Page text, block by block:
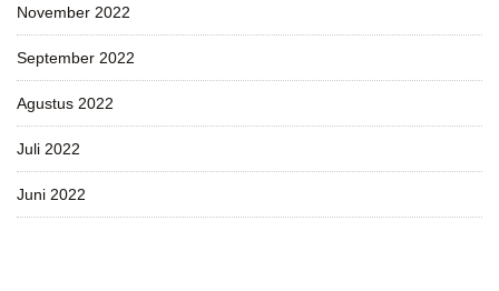
November 2022
September 2022
Agustus 2022
Juli 2022
Juni 2022